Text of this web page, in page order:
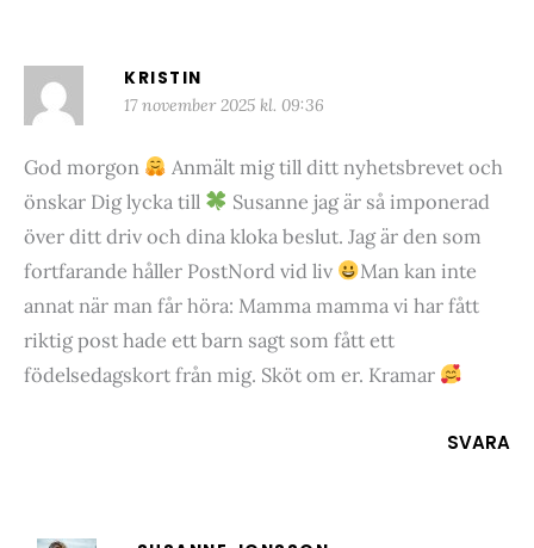
KRISTIN
17 november 2025 kl. 09:36
God morgon
Anmält mig till ditt nyhetsbrevet och
önskar Dig lycka till
Susanne jag är så imponerad
över ditt driv och dina kloka beslut. Jag är den som
fortfarande håller PostNord vid liv
Man kan inte
annat när man får höra: Mamma mamma vi har fått
riktig post hade ett barn sagt som fått ett
födelsedagskort från mig. Sköt om er. Kramar
SVARA